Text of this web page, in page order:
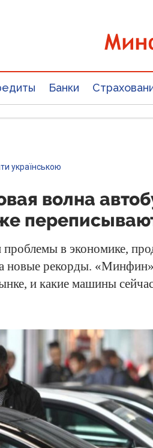
Банки
українською
волна
в экономике,
новые рекорды. «Минфин»
и какие машины